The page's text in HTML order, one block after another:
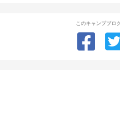
このキャンプブロ